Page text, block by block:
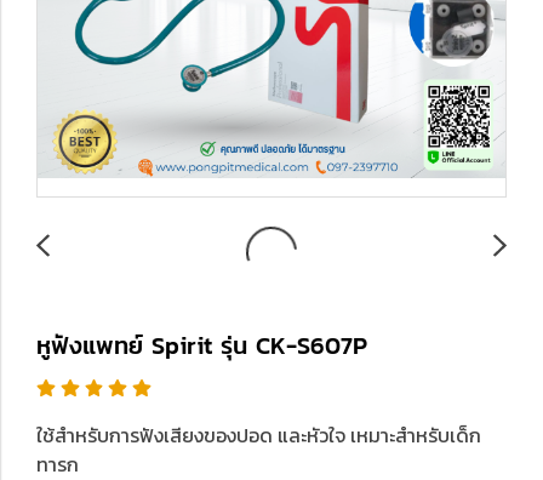
หูฟังแพทย์ Spirit รุ่น CK-S607P
ใช้สำหรับการฟังเสียงของปอด และหัวใจ เหมาะสำหรับเด็ก
ทารก